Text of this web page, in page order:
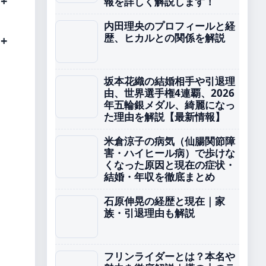
内田理央のプロフィールと経
歴、ヒカルとの関係を解説
坂本花織の結婚相手や引退理
由、世界選手権4連覇、2026
年五輪銀メダル、綺麗になっ
た理由を解説【最新情報】
米倉涼子の病気（仙腸関節障
害・ハイヒール病）で歩けな
くなった原因と現在の症状・
結婚・年収を徹底まとめ
石原伸晃の経歴と現在｜家
族・引退理由も解説
フリンライダーとは？本名や